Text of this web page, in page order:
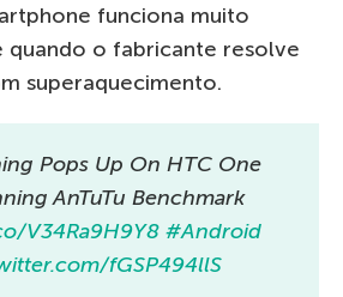
funciona muito
quando o fabricante resolve
superaquecimento.
Pops Up On HTC One
AnTuTu Benchmark
V34Ra9H9Y8 #Android
fGSP494llS